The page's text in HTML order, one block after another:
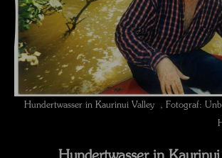
Hundertwasser in Kaurinui Valley , Fotograf: